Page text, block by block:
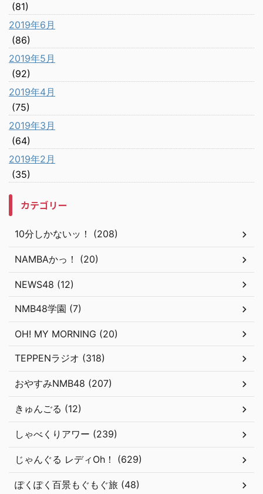
(81)
2019年6月
(86)
2019年5月
(92)
2019年4月
(75)
2019年3月
(64)
2019年2月
(35)
カテゴリー
10分しかないッ！ (208)
NAMBAかっ！ (20)
NEWS48 (12)
NMB48学園 (7)
OH! MY MORNING (20)
TEPPENラジオ (318)
おやすみNMB48 (207)
きゅんごる (12)
しゃべくりアワー (239)
じゃんぐる レディOh！ (629)
ぽくぽく百景もぐもぐ旅 (48)